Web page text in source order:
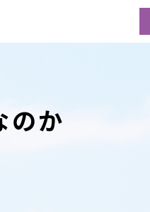
のか